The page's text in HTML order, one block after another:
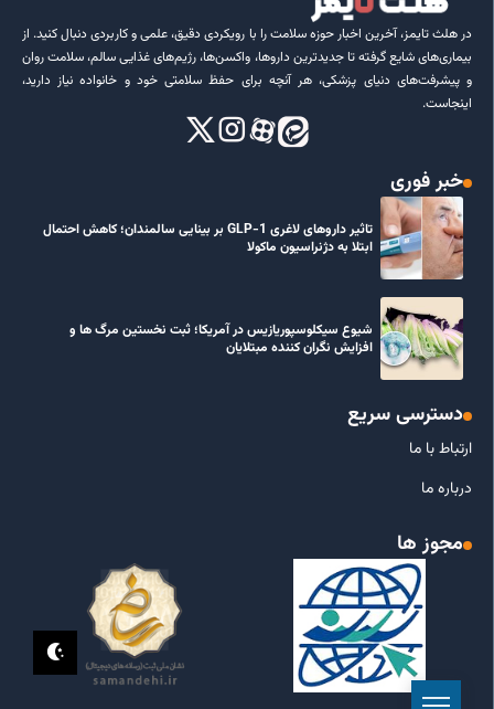
در هلث تایمز، آخرین اخبار حوزه سلامت را با رویکردی دقیق، علمی و کاربردی دنبال کنید. از
بیماری‌های شایع گرفته تا جدیدترین داروها، واکسن‌ها، رژیم‌های غذایی سالم، سلامت روان
و پیشرفت‌های دنیای پزشکی، هر آنچه برای حفظ سلامتی خود و خانواده نیاز دارید،
اینجاست.
خبر فوری
تاثیر داروهای لاغری GLP-1 بر بینایی سالمندان؛ کاهش احتمال
ابتلا به دژنراسیون ماکولا
شیوع سیکلوسپوریازیس در آمریکا؛ ثبت نخستین مرگ ها و
افزایش نگران کننده مبتلایان
دسترسی سریع
ارتباط با ما
درباره ما
مجوز ها